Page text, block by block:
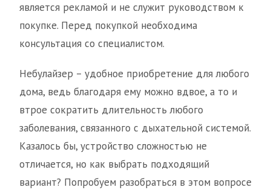
является рекламой и не служит руководством к
покупке. Перед покупкой необходима
консультация со специалистом.
Небулайзер – удобное приобретение для любого
дома, ведь благодаря ему можно вдвое, а то и
втрое сократить длительность любого
заболевания, связанного с дыхательной системой.
Казалось бы, устройство сложностью не
отличается, но как выбрать подходящий
вариант? Попробуем разобраться в этом вопросе